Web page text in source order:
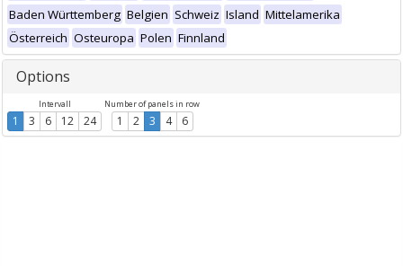
Baden Württemberg Belgien Schweiz Island Mittelamerika
Österreich Osteuropa Polen Finnland
Options
Intervall
1 3 6 12 24
Number of panels in row
1 2 3 4 6